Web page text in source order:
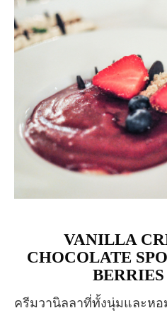
VANILLA CREAM WITH
CHOCOLATE
ครีมวานิลลาที่ทั้งนุ่มและหอม ถูกปกคลุมไปด้วย